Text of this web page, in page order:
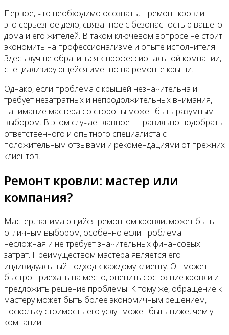
Первое, что необходимо осознать, – ремонт кровли –
это серьезное дело, связанное с безопасностью вашего
дома и его жителей. В таком ключевом вопросе не стоит
экономить на профессионализме и опыте исполнителя.
Здесь лучше обратиться к профессиональной компании,
специализирующейся именно на ремонте крыши.
Однако, если проблема с крышей незначительна и
требует незатратных и непродолжительных внимания,
нанимание мастера со стороны может быть разумным
выбором. В этом случае главное – правильно подобрать
ответственного и опытного специалиста с
положительным отзывами и рекомендациями от прежних
клиентов.
Ремонт кровли: мастер или
компания?
Мастер, занимающийся ремонтом кровли, может быть
отличным выбором, особенно если проблема
несложная и не требует значительных финансовых
затрат. Преимуществом мастера является его
индивидуальный подход к каждому клиенту. Он может
быстро приехать на место, оценить состояние кровли и
предложить решение проблемы. К тому же, обращение к
мастеру может быть более экономичным решением,
поскольку стоимость его услуг может быть ниже, чем у
компании.